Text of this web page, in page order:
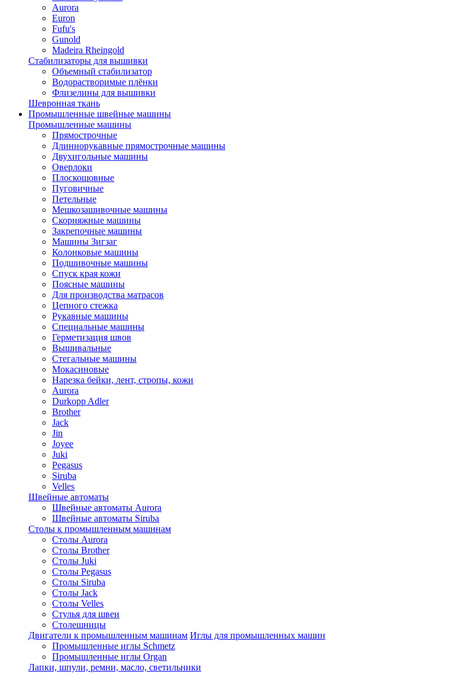
Aurora
Euron
Fufu's
Gunold
Madeira Rheingold
Стабилизаторы для вышивки
Объемный стабилизатор
Водорастворимые плёнки
Флизелины для вышивки
Шевронная ткань
Промышленные швейные машины
Промышленные машины
Прямострочные
Длиннорукавные прямострочные машины
Двухигольные машины
Оверлоки
Плоскошовные
Пуговичные
Петельные
Мешкозашивочные машины
Скорняжные машины
Закрепочные машины
Машины Зигзаг
Колонковые машины
Подшивочные машины
Спуск края кожи
Поясные машины
Для производства матрасов
Цепного стежка
Рукавные машины
Специальные машины
Герметизация швов
Вышивальные
Стегальные машины
Мокасиновые
Нарезка бейки, лент, стропы, кожи
Aurora
Durkopp Adler
Brother
Jack
Jin
Joyee
Juki
Pegasus
Siruba
Velles
Швейные автоматы
Швейные автоматы Aurora
Швейные автоматы Siruba
Столы к промышленным машинам
Столы Aurora
Столы Brother
Столы Juki
Столы Pegasus
Столы Siruba
Столы Jack
Столы Velles
Стулья для швеи
Столешницы
Двигатели к промышленным машинам Иглы для промышленных машин
Промышленные иглы Schmetz
Промышленные иглы Organ
Лапки, шпули, ремни, масло, светильники